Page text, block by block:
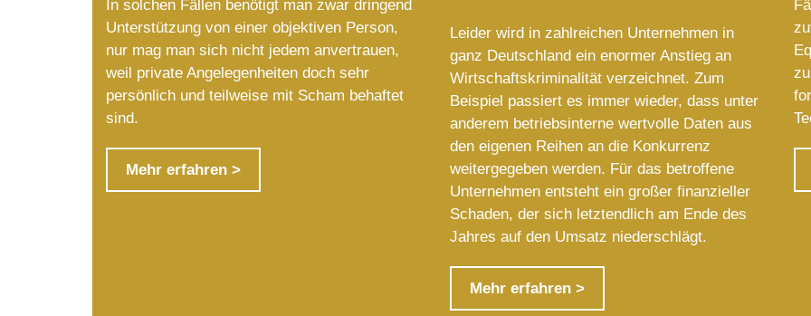
In solchen Fällen benötigt man zwar dringend
Unterstützung von einer objektiven Person,
nur mag man sich nicht jedem anvertrauen,
weil private Angelegenheiten doch sehr
persönlich und teilweise mit Scham behaftet
sind.
Mehr erfahren >
Leider wird in zahlreichen Unternehmen in
ganz Deutschland ein enormer Anstieg an
Wirtschaftskriminalität verzeichnet. Zum
Beispiel passiert es immer wieder, dass unter
anderem betriebsinterne wertvolle Daten aus
den eigenen Reihen an die Konkurrenz
weitergegeben werden. Für das betroffene
Unternehmen entsteht ein großer finanzieller
Schaden, der sich letztendlich am Ende des
Jahres auf den Umsatz niederschlägt.
Mehr erfahren >